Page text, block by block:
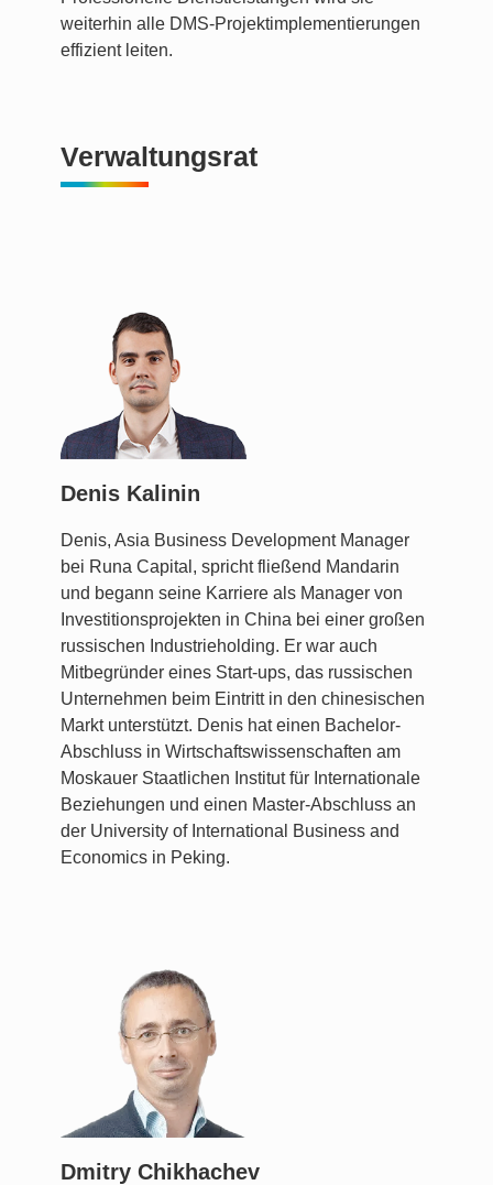
weiterhin alle DMS-Projektimplementierungen
effizient leiten.
Verwaltungsrat
Denis Kalinin
Denis, Asia Business Development Manager
bei Runa Capital, spricht fließend Mandarin
und begann seine Karriere als Manager von
Investitionsprojekten in China bei einer großen
russischen Industrieholding. Er war auch
Mitbegründer eines Start-ups, das russischen
Unternehmen beim Eintritt in den chinesischen
Markt unterstützt. Denis hat einen Bachelor-
Abschluss in Wirtschaftswissenschaften am
Moskauer Staatlichen Institut für Internationale
Beziehungen und einen Master-Abschluss an
der University of International Business and
Economics in Peking.
Dmitry Chikhachev